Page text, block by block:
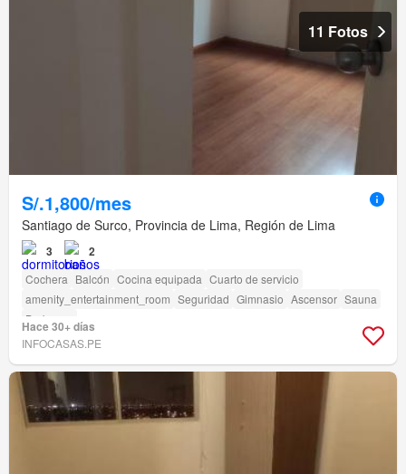
11 Fotos
S/.1,800/mes
Santiago de Surco, Provincia de Lima, Región de Lima
3 2
Cochera Balcón Cocina equipada Cuarto de servicio
amenity_entertainment_room Seguridad Gimnasio Ascensor Sauna
Barbacoa
Hace 30+ días
INFOCASAS.PE